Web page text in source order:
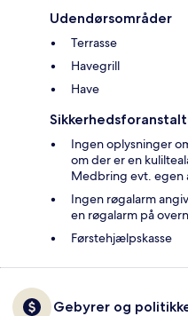
Udendørsområder
Terrasse
Havegrill
Have
Ingen oplysninger
om der er en
Medbring evt. egen
Ingen røgalarm
en røgalarm på
Førstehjælpskasse
Gebyrer og